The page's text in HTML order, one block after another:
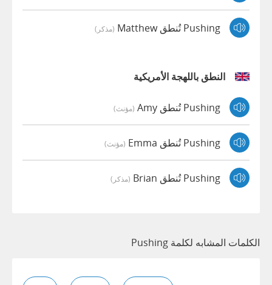
Pushing تُنطق Matthew (مذكر)
النطق باللهجة الأمريكية
Pushing تُنطق Amy (مؤنث)
Pushing تُنطق Emma (مؤنث)
Pushing تُنطق Brian (مذكر)
الكلمات المشابه لكلمة Pushing